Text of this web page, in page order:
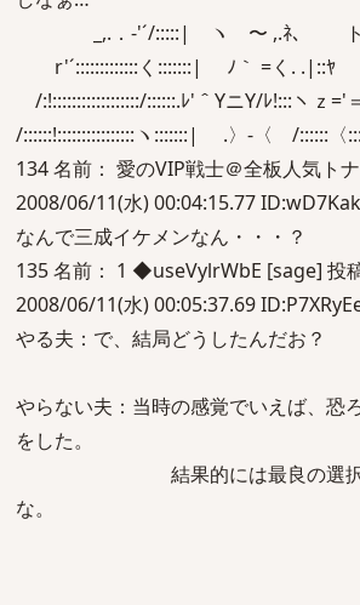
_,.．-'´/:::::| ヽ 〜 ,.ﾈ､ ト
r'´:::::::::::::く:::::::| ﾉ｀ =く. .|::ﾔ
/:!::::::::::::::::::/::::::.ﾚ'＾YニY/ﾚ!:::ヽｚ='
/::::::!::::::::::::::::ヽ:::::::| .〉-〈 /::::::〈
134 名前： 愛のVIP戦士＠全板人気ト
2008/06/11(水) 00:04:15.77
なんで三成イケメンなん・・・？
135 名前： 1 ◆useVylrWbE [sage] 投
2008/06/11(水) 00:05:37.69
やる夫：で、結局どうしたんだお？
やらない夫：当時の感覚でいえば、恐
をした。
結果的には最良の選択で
な。